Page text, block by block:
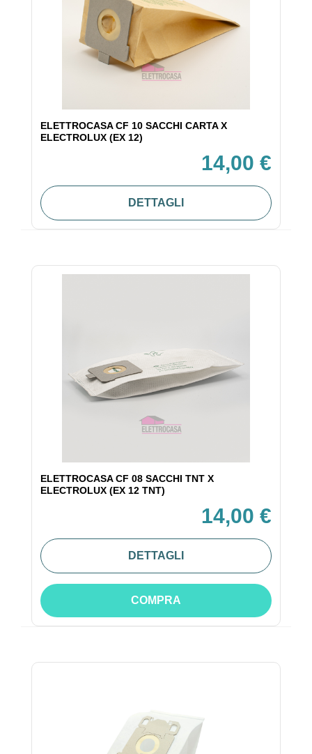
ELETTROCASA CF 10 SACCHI CARTA X
ELECTROLUX (EX 12)
14,00 €
DETTAGLI
ELETTROCASA CF 08 SACCHI TNT X
ELECTROLUX (EX 12 TNT)
14,00 €
DETTAGLI
COMPRA